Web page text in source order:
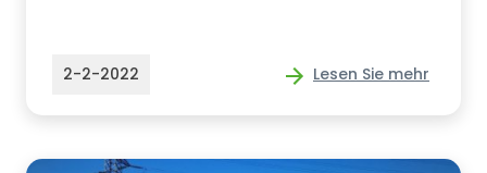
2-2-2022 Lesen Sie mehr